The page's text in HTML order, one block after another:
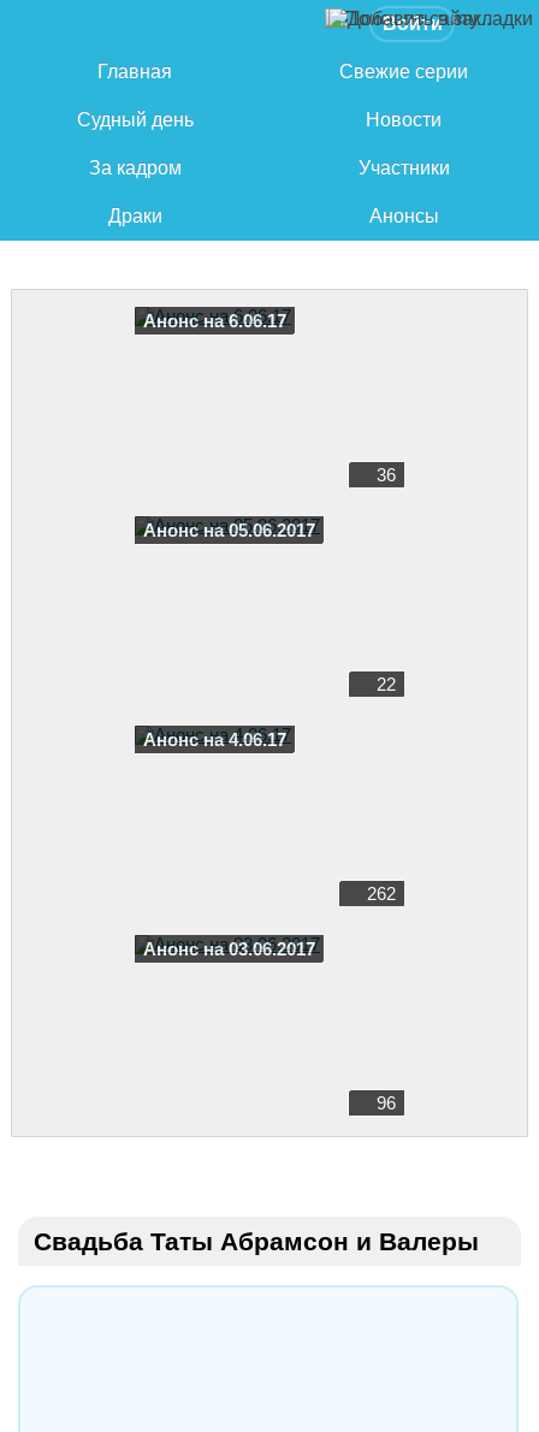
Войти
Главная Свежие серии
Судный день Новости
За кадром Участники
Драки Анонсы
Анонс на 6.06.17
36
Анонс на 05.06.2017
22
Анонс на 4.06.17
262
Анонс на 03.06.2017
96
Свадьба Таты Абрамсон и Валеры